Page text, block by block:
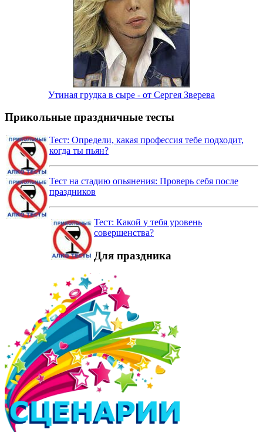
Утиная грудка в сыре - от Сергея Зверева
Прикольные праздничные тесты
Тест: Определи, какая профессия тебе подходит,
когда ты пьян?
Тест на стадию опьянения: Проверь себя после
праздников
Тест: Какой у тебя уровень
совершенства?
Для праздника